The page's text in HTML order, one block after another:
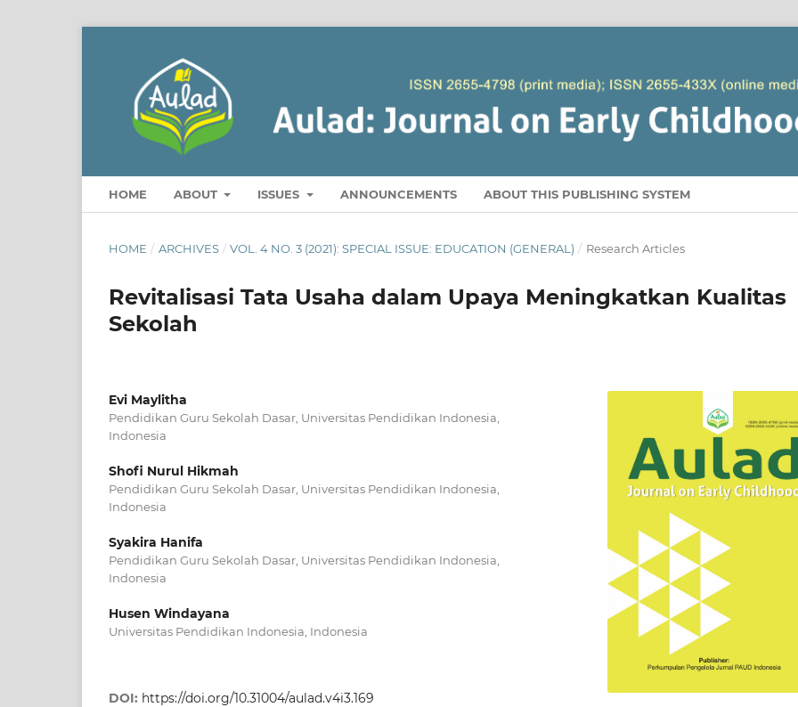
HOME ABOUT ISSUES ANNOUNCEMENTS ABOUT THIS PUBLISHING SYSTEM
HOME / ARCHIVES / VOL. 4 NO. 3 (2021): SPECIAL ISSUE: EDUCATION (GENERAL) / Research Articles
Revitalisasi Tata Usaha dalam Upaya Meningkatkan Kualitas
Sekolah
Evi Maylitha
Pendidikan Guru Sekolah Dasar, Universitas Pendidikan Indonesia,
Indonesia
Shofi Nurul Hikmah
Pendidikan Guru Sekolah Dasar, Universitas Pendidikan Indonesia,
Indonesia
Syakira Hanifa
Pendidikan Guru Sekolah Dasar, Universitas Pendidikan Indonesia,
Indonesia
Husen Windayana
Universitas Pendidikan Indonesia, Indonesia
DOI: https://doi.org/10.31004/aulad.v4i3.169